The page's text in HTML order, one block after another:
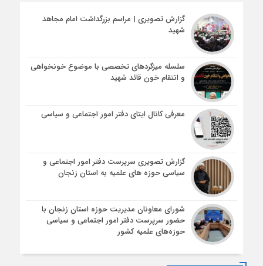
گزارش تصویری | مراسم بزرگداشت امام مجاهد
شهید
سلسله میزگردهای تخصصی با موضوع خونخواهی
و انتقام خون قائد شهید
معرفی کانال ایتای دفتر امور اجتماعی و سیاسی
گزارش تصویری سرپرست دفتر امور اجتماعی و
سیاسی حوزه های علمیه به استان زنجان
شورای معاونان مدیریت حوزه استان زنجان با
حضور سرپرست دفتر امور اجتماعی و سیاسی
حوزه‌های علمیه کشور